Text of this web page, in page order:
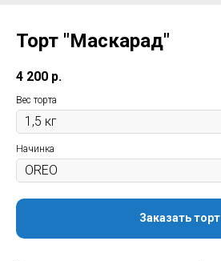
Торт "Маскарад"
4 200 р.
Вес торта
Начинка
Заказать торт